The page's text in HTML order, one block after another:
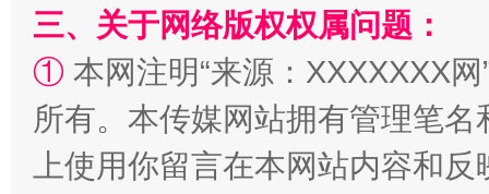
解纷+调解+退费，一次搞定
三、关于网络版权权属问题：
① 本网注明“来源：XXXXXXX
所有。本传媒网站拥有管理笔
上使用你留言在本网站内容和